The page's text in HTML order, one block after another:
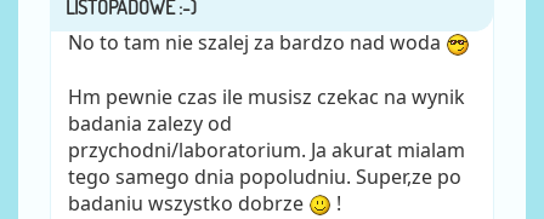
No to tam nie szalej za bardzo nad woda
Hm pewnie czas ile musisz czekac na wynik
badania zalezy od
przychodni/laboratorium. Ja akurat mialam
tego samego dnia popoludniu. Super,ze po
badaniu wszystko dobrze
!